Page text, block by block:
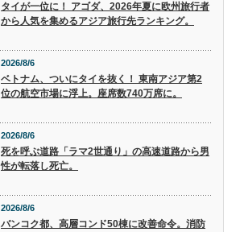
タイが一位に！ アゴダ、2026年夏に欧州旅行者
から人気を集めるアジア旅行先ランキング。
2026/8/6
ベトナム、ついにタイを抜く！ 東南アジア第2
位の航空市場に浮上。座席数740万席に。
2026/8/6
死を呼ぶ道路「ラマ2世通り」の高速道路から男
性が転落し死亡。
2026/8/6
バンコク都、高層コンド50棟に改善命令。消防